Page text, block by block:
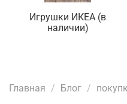
Игрушки ИКЕА (в
наличии)
Главная Блог